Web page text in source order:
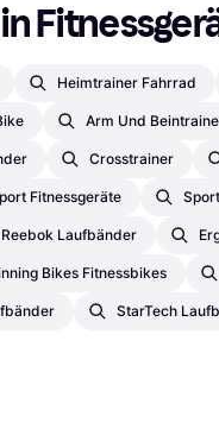
Heimtrainer Fahrrad
Arm Und
Crosstrainer
Fitnessgeräte
Reebok Laufbänder
Bikes Fitnessbikes
StarTech